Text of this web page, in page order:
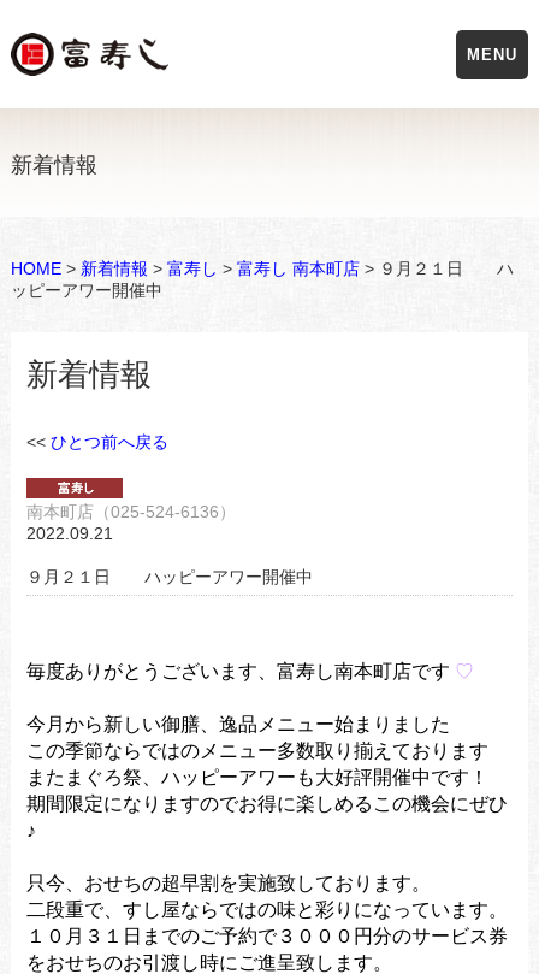
新着情報
HOME> 新着情報 > 富寿し > 富寿し 南本町店> ９月２１日 ハ
ッピーアワー開催中
新着情報
<< ひとつ前へ戻る
南本町店（025-524-6136）
2022.09.21
９月２１日 ハッピーアワー開催中
毎度ありがとうございます、富寿し南本町店です ♡
今月から新しい御膳、逸品メニュー始まりました
この季節ならではのメニュー多数取り揃えております
またまぐろ祭、ハッピーアワーも大好評開催中です！
期間限定になりますのでお得に楽しめるこの機会にぜひ
♪
只今、おせちの超早割を実施致しております。
二段重で、すし屋ならではの味と彩りになっています。
１０月３１日までのご予約で３０００円分のサービス券
をおせちのお引渡し時にご進呈致します。
MENU